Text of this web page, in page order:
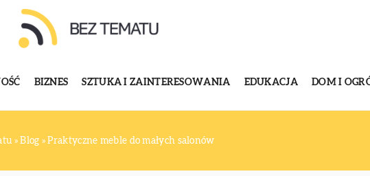
BIZNES SZTUKA I ZAINTERESOWANIA EDUKACJA DOM I
»Blog »Praktyczne meble do małych salonów